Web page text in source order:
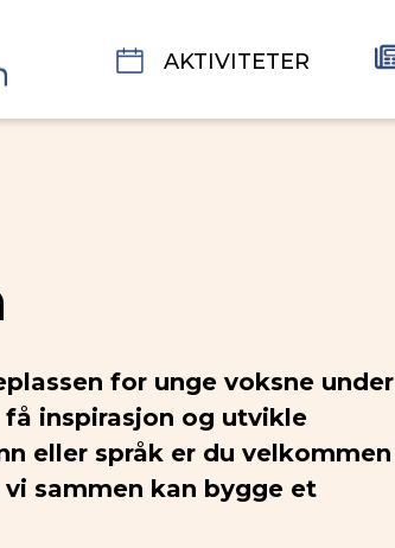
AKTIVITETER
for unge voksne under
inspirasjon og utvikle
eller språk er du velkommen
sammen kan bygge et